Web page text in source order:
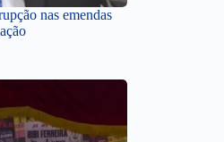
nas emendas